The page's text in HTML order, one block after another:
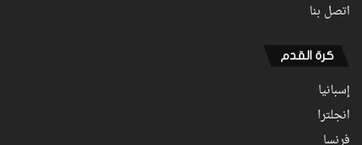
اتصل بنا
كرة القدم
إسبانيا
انجلترا
فرنسا